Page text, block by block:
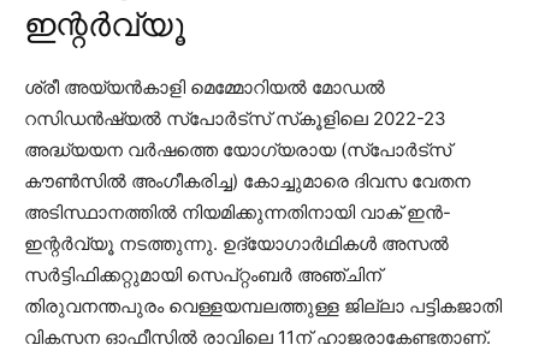
ഇന്റർവ്യൂ
ശ്രീ അയ്യൻകാളി മെമ്മോറിയൽ മോഡൽ
റസിഡൻഷ്യൽ സ്‌പോർട്‌സ് സ്‌കൂളിലെ 2022-23
അദ്ധ്യയന വർഷത്തെ യോഗ്യരായ (സ്‌പോർട്‌സ്
കൗൺസിൽ അംഗീകരിച്ച) കോച്ചുമാരെ ദിവസ വേതന
അടിസ്ഥാനത്തിൽ നിയമിക്കുന്നതിനായി വാക് ഇൻ-
ഇന്റർവ്യൂ നടത്തുന്നു. ഉദ്യോഗാർഥികൾ അസൽ
സർട്ടിഫിക്കറ്റുമായി സെപ്റ്റംബർ അഞ്ചിന്
തിരുവനന്തപുരം വെള്ളയമ്പലത്തുള്ള ജില്ലാ പട്ടികജാതി
വികസന ഓഫീസിൽ രാവിലെ 11ന് ഹാജരാകേണ്ടതാണ്.